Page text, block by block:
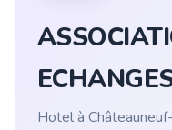
Hotel à